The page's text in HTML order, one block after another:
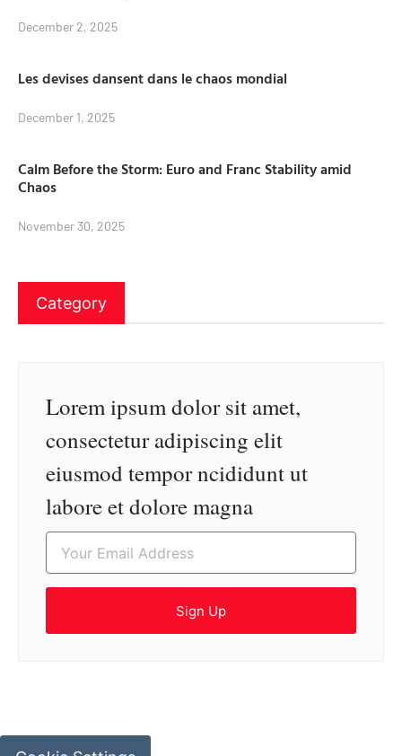
December 2, 2025
Les devises dansent dans le chaos mondial
December 1, 2025
Calm Before the Storm: Euro and Franc Stability amid
Chaos
November 30, 2025
Category
Lorem ipsum dolor sit amet,
consectetur adipiscing elit
eiusmod tempor ncididunt ut
labore et dolore magna
Sign Up